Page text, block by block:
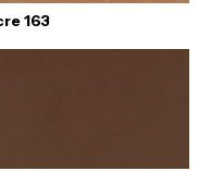
163